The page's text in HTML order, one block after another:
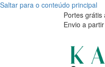
Saltar para o conteúdo principal
TITANIUM
CHAM.COLHER
Portes grátis
Envio a